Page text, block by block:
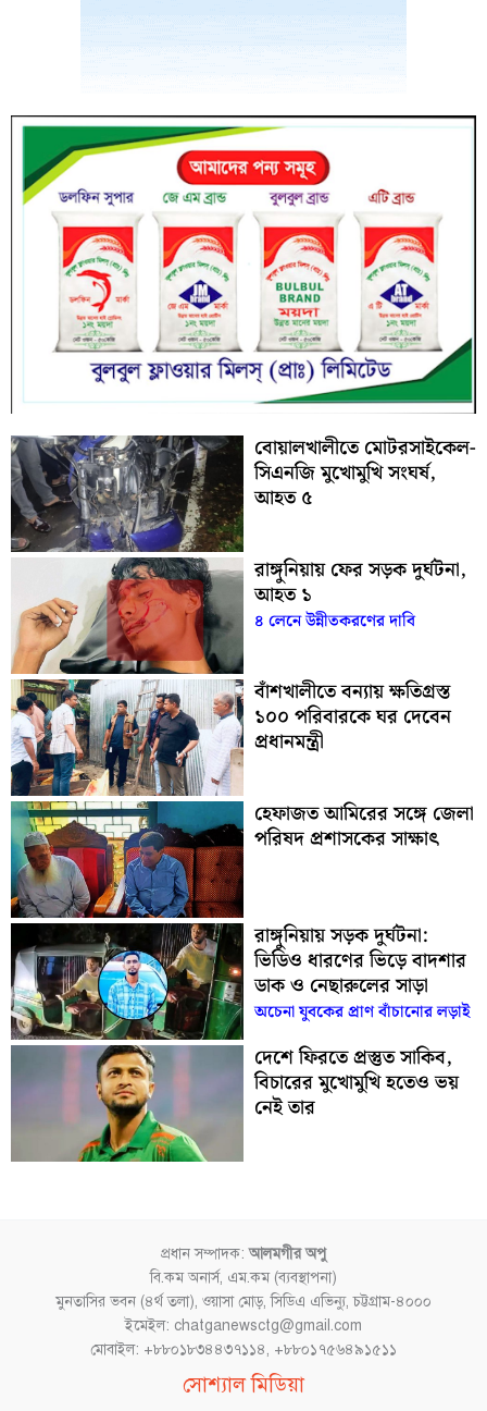
বোয়ালখালীতে মোটরসাইকেল-
সিএনজি মুখোমুখি সংঘর্ষ,
আহত ৫
রাঙ্গুনিয়ায় ফের সড়ক দুর্ঘটনা,
আহত ১
৪ লেনে উন্নীতকরণের দাবি
বাঁশখালীতে বন্যায় ক্ষতিগ্রস্ত
১০০ পরিবারকে ঘর দেবেন
প্রধানমন্ত্রী
হেফাজত আমিরের সঙ্গে জেলা
পরিষদ প্রশাসকের সাক্ষাৎ
রাঙ্গুনিয়ায় সড়ক দুর্ঘটনা:
ভিডিও ধারণের ভিড়ে বাদশার
ডাক ও নেছারুলের সাড়া
অচেনা যুবকের প্রাণ বাঁচানোর লড়াই
দেশে ফিরতে প্রস্তুত সাকিব,
বিচারের মুখোমুখি হতেও ভয়
নেই তার
প্রধান সম্পাদক:আলমগীর অপু
বি.কম অনার্স, এম.কম (ব্যবস্থাপনা)
মুনতাসির ভবন (৪র্থ তলা), ওয়াসা মোড়, সিডিএ এভিন্যু, চট্টগ্রাম-৪০০০
ইমেইল: chatganewsctg@gmail.com
মোবাইল: +৮৮০১৮৩৪৪৩৭১১৪, +৮৮০১৭৫৬৪৯১৫১১
সোশ্যাল মিডিয়া
Facebook
YouTube
Instagram
TikTok